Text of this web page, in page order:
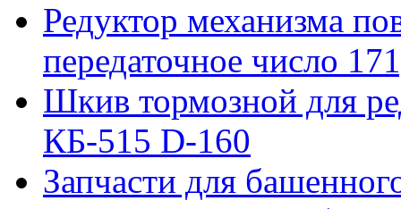
Редуктор механизма
передаточное число
Шкив тормозной для
КБ-515 D-160
Запчасти для